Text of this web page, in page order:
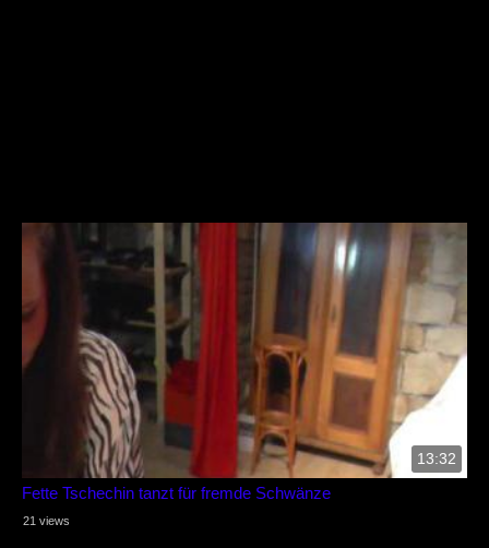
13:32
Fette Tschechin tanzt für fremde Schwänze
21 views